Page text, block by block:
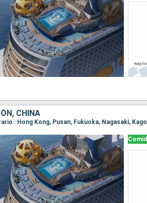
CHINA
: Hong Kong, Pusan, Fukuoka, Nagasaki,